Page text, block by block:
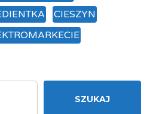
CIESZYN
SZUKAJ